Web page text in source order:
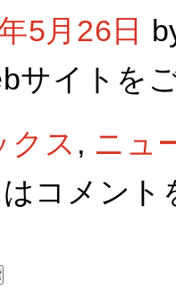
5月26日
サイトを
クス , ニュ
コメント